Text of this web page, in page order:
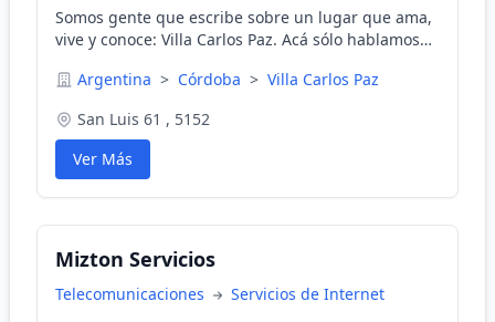
Somos gente que escribe sobre un lugar que ama,
vive y conoce: Villa Carlos Paz. Acá sólo hablamos
amada de Argentina.
Argentina > Córdoba > Villa Carlos Paz
San Luis 61 , 5152
Ver Más
Mizton Servicios
Telecomunicaciones
Servicios de Internet